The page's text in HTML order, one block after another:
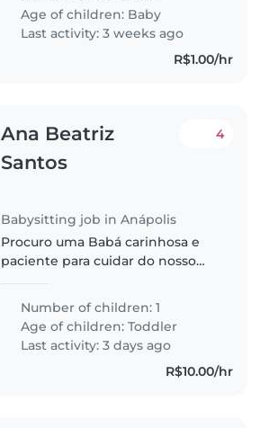
Age of children: Baby
Last activity: 3 weeks ago
R$1.00/hr
Ana Beatriz
Santos
Babysitting job in Anápolis
4
Procuro uma Babá carinhosa e
paciente para cuidar do nosso
faladora, independente e
tranquila. Se você tem jeito com
crianças e se sente à vontade
em..
Number of children: 1
Age of children:Toddler
Last activity: 3 days ago
R$10.00/hr